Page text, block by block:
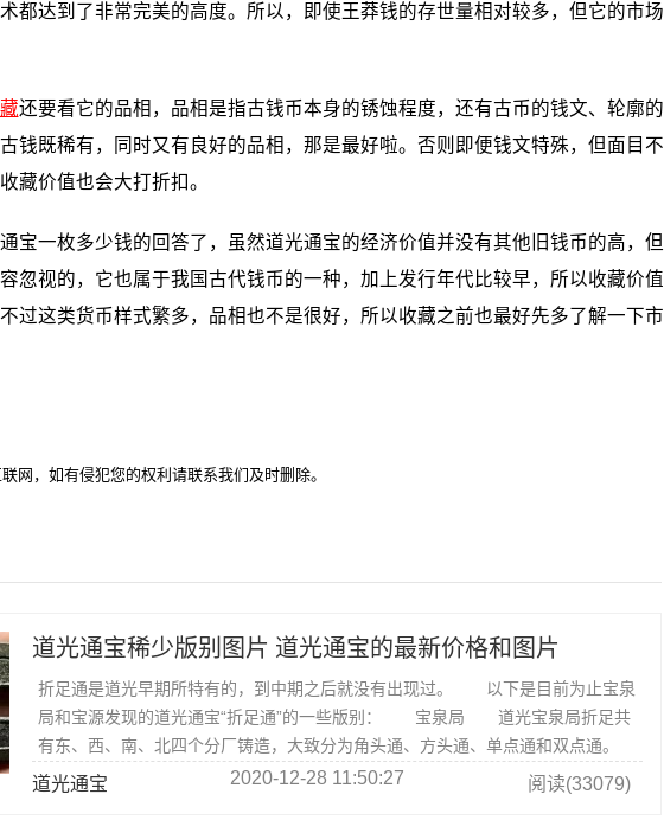
都达到了非常完美的高度。所以，即使王莽钱的存世量相对较多，但它的市场
还要看它的品相，品相是指古钱币本身的锈蚀程度，还有古币的钱文、轮廓的
钱既稀有，同时又有良好的品相，那是最好啦。否则即便钱文特殊，但面目不
藏价值也会大打折扣。
一枚多少钱的回答了，虽然道光通宝的经济价值并没有其他旧钱币的高，但
忽视的，它也属于我国古代钱币的一种，加上发行年代比较早，所以收藏价值
过这类货币样式繁多，品相也不是很好，所以收藏之前也最好先多了解一下市
网，如有侵犯您的权利请联系我们及时删除。
道光通宝稀少版别图片 道光通宝的最新价格和图片
折足通是道光早期所特有的，到中期之后就没有出现过。 以下是目前为止宝泉
局和宝源发现的道光通宝“折足通”的一些版别： 宝泉局 道光宝泉局折足共
有东、西、南、北四个分厂铸造，大致分为角头通、方头通、单点通和双点通。
道光通宝 2020-12-28 11:50:27 阅读(33079)